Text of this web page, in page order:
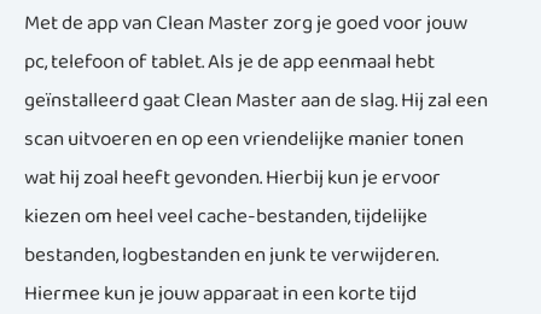
Met de app van Clean Master zorg je goed voor jouw
pc, telefoon of tablet. Als je de app eenmaal hebt
geïnstalleerd gaat Clean Master aan de slag. Hij zal een
scan uitvoeren en op een vriendelijke manier tonen
wat hij zoal heeft gevonden. Hierbij kun je ervoor
kiezen om heel veel cache-bestanden, tijdelijke
bestanden, logbestanden en junk te verwijderen.
Hiermee kun je jouw apparaat in een korte tijd